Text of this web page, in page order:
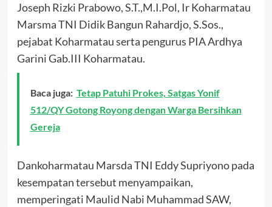
Joseph Rizki Prabowo, S.T.,M.I.Pol, Ir Koharmatau
Marsma TNI Didik Bangun Rahardjo, S.Sos.,
pejabat Koharmatau serta pengurus PIA Ardhya
Garini Gab.III Koharmatau.
Baca juga: Tetap Patuhi Prokes, Satgas Yonif
512/QY Gotong Royong dengan Warga Bersihkan
Gereja
Dankoharmatau Marsda TNI Eddy Supriyono pada
kesempatan tersebut menyampaikan,
memperingati Maulid Nabi Muhammad SAW,